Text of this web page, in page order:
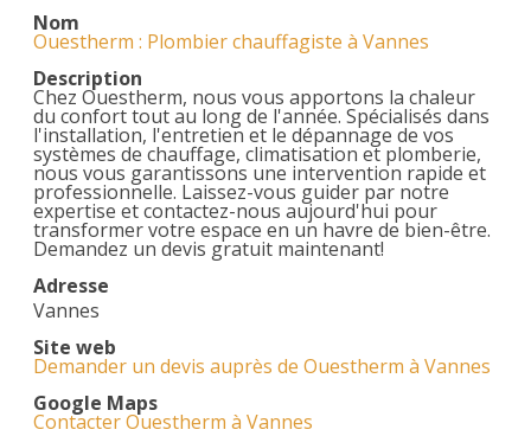
Nom
Ouestherm : Plombier chauffagiste à Vannes
Description
Chez Ouestherm, nous vous apportons la chaleur
du confort tout au long de l'année. Spécialisés dans
l'installation, l'entretien et le dépannage de vos
systèmes de chauffage, climatisation et plomberie,
nous vous garantissons une intervention rapide et
professionnelle. Laissez-vous guider par notre
expertise et contactez-nous aujourd'hui pour
transformer votre espace en un havre de bien-être.
Demandez un devis gratuit maintenant!
Adresse
Vannes
Site web
Demander un devis auprès de Ouestherm à Vannes
Google Maps
Contacter Ouestherm à Vannes